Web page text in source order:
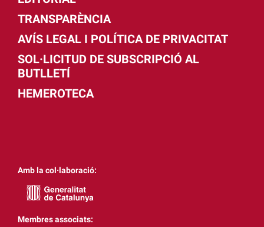
TRANSPARÈNCIA
AVÍS LEGAL I POLÍTICA DE PRIVACITAT
SOL·LICITUD DE SUBSCRIPCIÓ AL
BUTLLETÍ
HEMEROTECA
Amb la col·laboració:
Membres associats: